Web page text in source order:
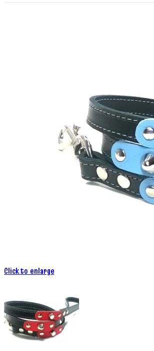
Click to enlarge